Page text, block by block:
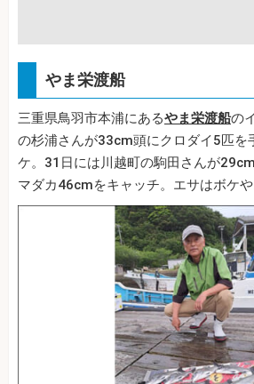
やま栄渡船
三重県鳥羽市本浦にあるやま栄渡船の
の杉浦さんが33cm頭にクロダイ5匹を
ケ。31日には川越町の駒田さんが
マダカ46cmをキャッチ。エサはボケや